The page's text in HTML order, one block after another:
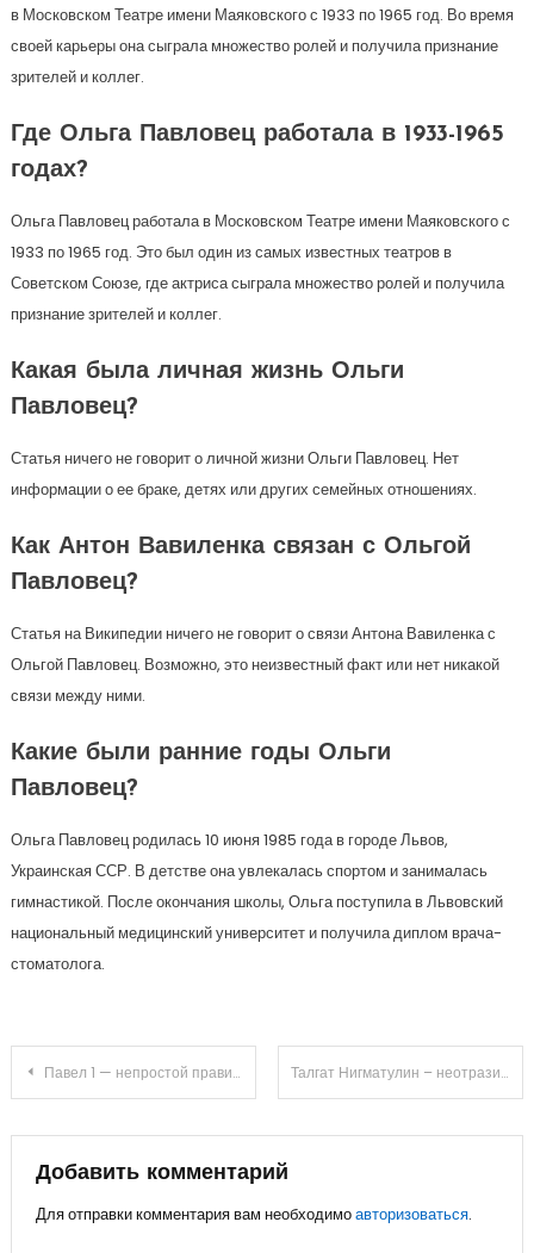
в Московском Театре имени Маяковского с 1933 по 1965 год. Во время
своей карьеры она сыграла множество ролей и получила признание
зрителей и коллег.
Где Ольга Павловец работала в 1933-1965
годах?
Ольга Павловец работала в Московском Театре имени Маяковского с
1933 по 1965 год. Это был один из самых известных театров в
Советском Союзе, где актриса сыграла множество ролей и получила
признание зрителей и коллег.
Какая была личная жизнь Ольги
Павловец?
Статья ничего не говорит о личной жизни Ольги Павловец. Нет
информации о ее браке, детях или других семейных отношениях.
Как Антон Вавиленка связан с Ольгой
Павловец?
Статья на Википедии ничего не говорит о связи Антона Вавиленка с
Ольгой Павловец. Возможно, это неизвестный факт или нет никакой
связи между ними.
Какие были ранние годы Ольги
Павловец?
Ольга Павловец родилась 10 июня 1985 года в городе Львов,
Украинская ССР. В детстве она увлекалась спортом и занималась
гимнастикой. После окончания школы, Ольга поступила в Львовский
национальный медицинский университет и получила диплом врача-
стоматолога.
Навигация
записям
Павел 1 — непростой правитель Российской империи, его биография, реформы и ключевые события правления Талгат Нигматулин – неотразимый танцор, непревзойденный постановщик хореографии, великолепный актер и славный, положительный человек
Добавить комментарий
Для отправки комментария вам необходимоавторизоваться.